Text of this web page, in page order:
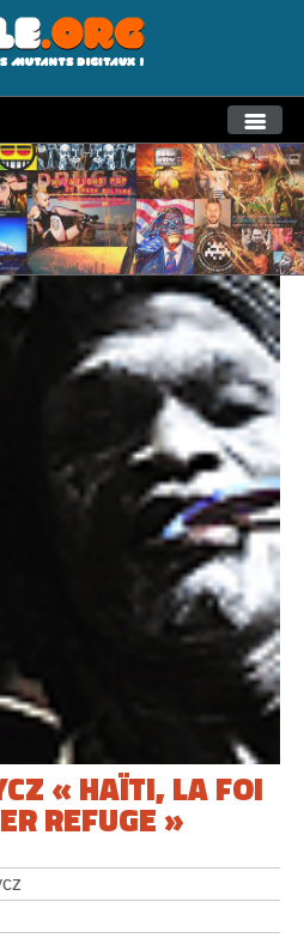
THEMES
AVANCEE
SPIRALE
« HAÏTI, LA FOI
REFUGE »